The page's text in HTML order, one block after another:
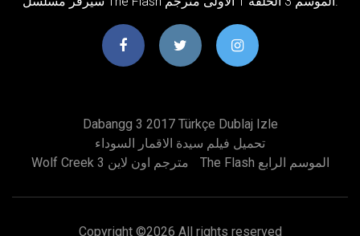
Dabangg 3 2017 Türkçe Dublaj Izle
تحميل فيلم سيدة الاقمار السوداء
Wolf Creek 3 مترجم اون لاين
The Flash الموسم الرابع
Copyright ©2026 All rights reserved